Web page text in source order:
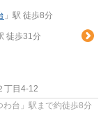
」駅 徒歩8分
徒歩31分
丁目4-12
台」駅まで約徒歩8分